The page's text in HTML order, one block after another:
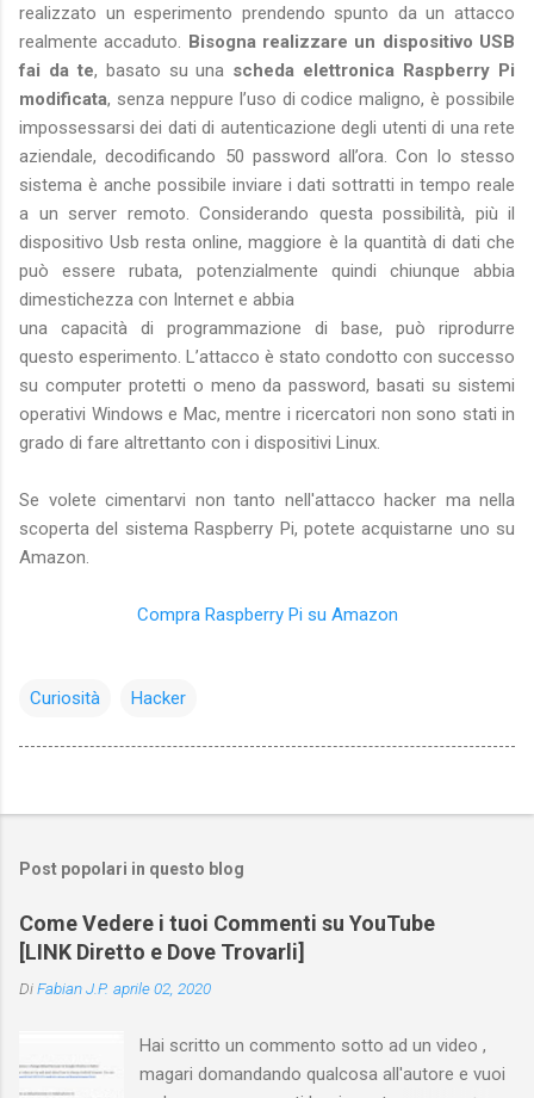
realizzato un esperimento prendendo spunto da un attacco
realmente accaduto. Bisogna realizzare un dispositivo USB
fai da te, basato su una scheda elettronica Raspberry Pi
modificata, senza neppure l’uso di codice maligno, è possibile
impossessarsi dei dati di autenticazione degli utenti di una rete
aziendale, decodificando 50 password all’ora. Con lo stesso
sistema è anche possibile inviare i dati sottratti in tempo reale
a un server remoto. Considerando questa possibilità, più il
dispositivo Usb resta online, maggiore è la quantità di dati che
può essere rubata, potenzialmente quindi chiunque abbia
dimestichezza con Internet e abbia
una capacità di programmazione di base, può riprodurre
questo esperimento. L’attacco è stato condotto con successo
su computer protetti o meno da password, basati su sistemi
operativi Windows e Mac, mentre i ricercatori non sono stati in
grado di fare altrettanto con i dispositivi Linux.
Se volete cimentarvi non tanto nell'attacco hacker ma nella
scoperta del sistema Raspberry Pi, potete acquistarne uno su
Amazon.
Compra Raspberry Pi su Amazon
Curiosità Hacker
Post popolari in questo blog
Come Vedere i tuoi Commenti su YouTube
[LINK Diretto e Dove Trovarli]
DiFabian J.P. aprile 02, 2020
Hai scritto un commento sotto ad un video ,
magari domandando qualcosa all'autore e vuoi